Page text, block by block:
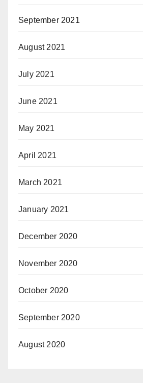
September 2021
August 2021
July 2021
June 2021
May 2021
April 2021
March 2021
January 2021
December 2020
November 2020
October 2020
September 2020
August 2020